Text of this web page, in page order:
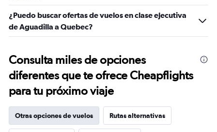
¿Puedo buscar ofertas de vuelos en clase ejecutiva
de Aguadilla a Quebec?
Consulta miles de opciones
diferentes que te ofrece Cheapflights
para tu próximo viaje
Otras opciones de vuelos Rutas alternativas